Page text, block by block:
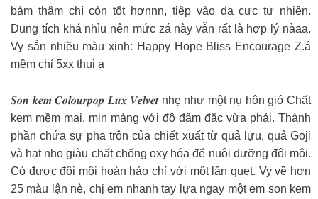
bám thậm chí còn tốt hơnnn, tiệp vào da cực tự nhiên.
Dung tích khá nhìu nên mức zá này vẫn rất là hợp lý nàaa.
Vy sẵn nhiều màu xinh: Happy Hope Bliss Encourage Z.á
mềm chỉ 5xx thui ạ
𝑺𝒐𝒏 𝒌𝒆𝒎 𝑪𝒐𝒍𝒐𝒖𝒓𝒑𝒐𝒑 𝑳𝒖𝒙 𝑽𝒆𝒍𝒗𝒆𝒕 nhẹ như một nụ hôn gió Chất
kem mềm mại, mịn màng với độ đậm đặc vừa phải. Thành
phần chứa sự pha trộn của chiết xuất từ ​​quả lựu, quả Goji
và hạt nho giàu chất chống oxy hóa để nuôi dưỡng đôi môi.
Có được đôi môi hoàn hảo chỉ với một lần quẹt. Vy về hơn
25 màu lận nè, chị em nhanh tay lựa ngay một em son kem